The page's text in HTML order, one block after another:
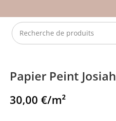
Papier Peint Josiah
30,00 €/m²